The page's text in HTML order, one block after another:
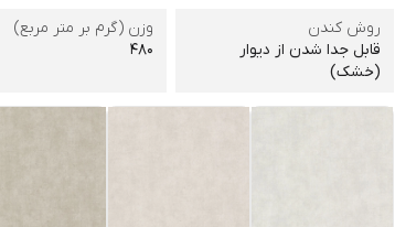
روش کندن
قابل جدا شدن از دیوار
(خشک)
وزن (گرم بر متر مربع)
480